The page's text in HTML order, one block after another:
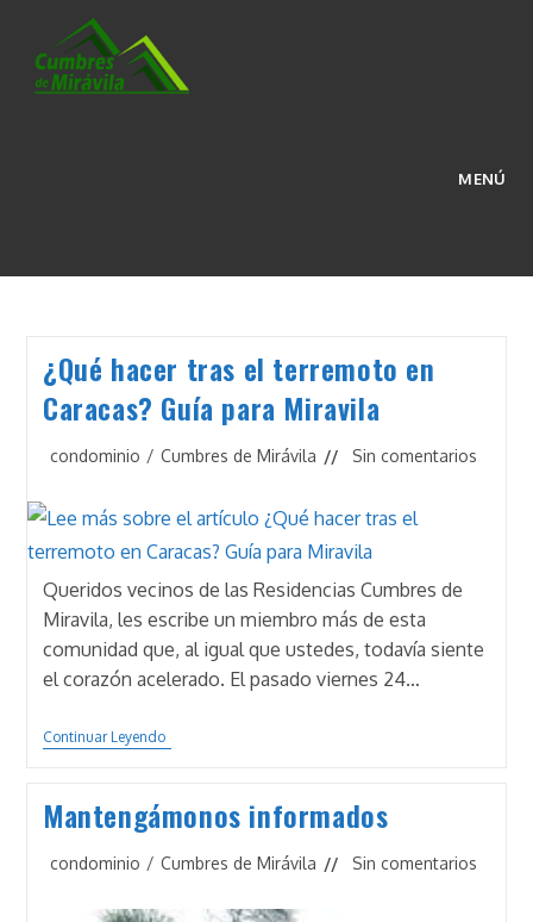
contenido
MENÚ
¿Qué hacer tras el terremoto en
Caracas? Guía para Miravila
Categoría
la
entrada:
condominio / Cumbres de Mirávila
Comentarios
entrada:
Sin comentarios
Queridos vecinos de las Residencias Cumbres de
Miravila, les escribe un miembro más de esta
comunidad que, al igual que ustedes, todavía siente
el corazón acelerado. El pasado viernes 24…
Continuar Leyendo¿Qué
Hacer
Terremoto
En
Guía
Miravila
Mantengámonos informados
Categoría
condominio / Cumbres de Mirávila
Comentarios
Sin comentarios